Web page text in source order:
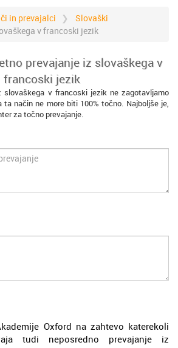
in prevajalci
Slovaški
v francoski jezik
prevajanje iz slovaškega v
francoski jezik
slovaškega v francoski jezik ne zagotavljamo
ta način ne more biti 100% točno. Najboljše je,
za točno prevajanje.
Oxford na zahtevo katerekoli
tudi neposredno prevajanje iz